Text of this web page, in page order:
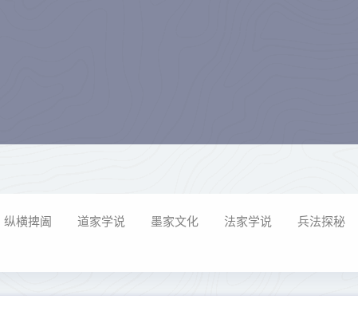
纵横捭阖 道家学说 墨家文化 法家学说 兵法探秘